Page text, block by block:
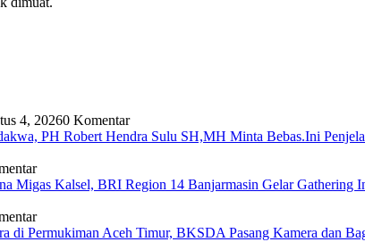
4, 20260 Komentar
PH Robert Hendra Sulu SH,MH Minta Bebas.Ini
Migas Kalsel, BRI Region 14 Banjarmasin Gelar Gathering
di Permukiman Aceh Timur, BKSDA Pasang Kamera dan